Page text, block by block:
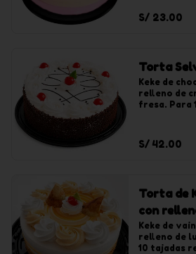
S/ 23.00
Torta
Keke de
relleno de
fresa. Para
S/ 42.00
Torta de
con
manjar
Keke de
relleno de
10 tajadas